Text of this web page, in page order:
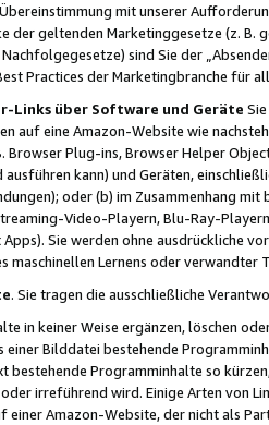
mit unserer
der geltenden Marketinggesetze (z. B.
sind Sie der
Practices der Marketingbranche für
Links über Software und Geräte
auf eine Amazon-Website wie
Plug-ins, Browser Helper
kann) und Geräten,
oder (b) im Zusammenhang
Video-Playern, Blu-Ray-
Sie werden ohne ausdrückliche
maschinellen Lernens oder
. Sie tragen die ausschließliche
in keiner Weise ergänzen, löschen
Bilddatei bestehende
bestehende Programminhalte so
irreführend wird. Einige Arten von
einer Amazon-Website, der nicht als